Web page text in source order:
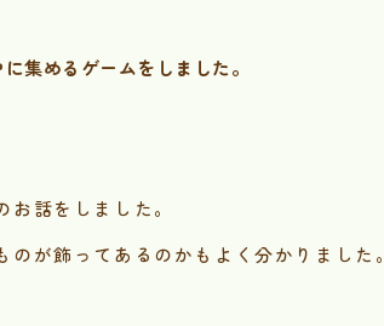
集めるゲームをしました。
話をしました。
が飾ってあるのかもよく分かりました。